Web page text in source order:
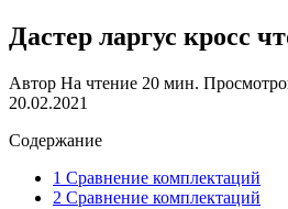
Дастер ларгус кросс
Автор На чтение 20 мин.
20.02.2021
Содержание
1 Сравнение комплектаций
2 Сравнение комплектаций